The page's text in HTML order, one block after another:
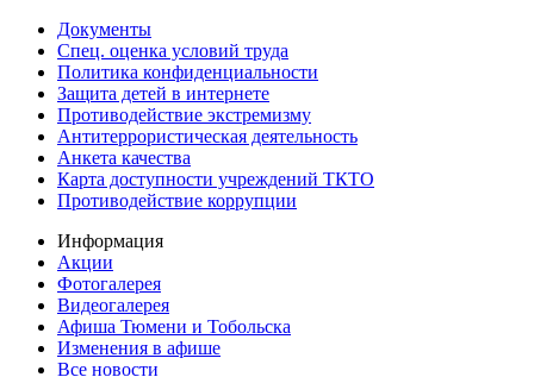
Документы
Спец. оценка условий труда
Политика конфиденциальности
Защита детей в интернете
Противодействие экстремизму
Антитеррористическая деятельность
Анкета качества
Карта доступности учреждений ТКТО
Противодействие коррупции
Информация
Акции
Фотогалерея
Видеогалерея
Афиша Тюмени и Тобольска
Изменения в афише
Все новости